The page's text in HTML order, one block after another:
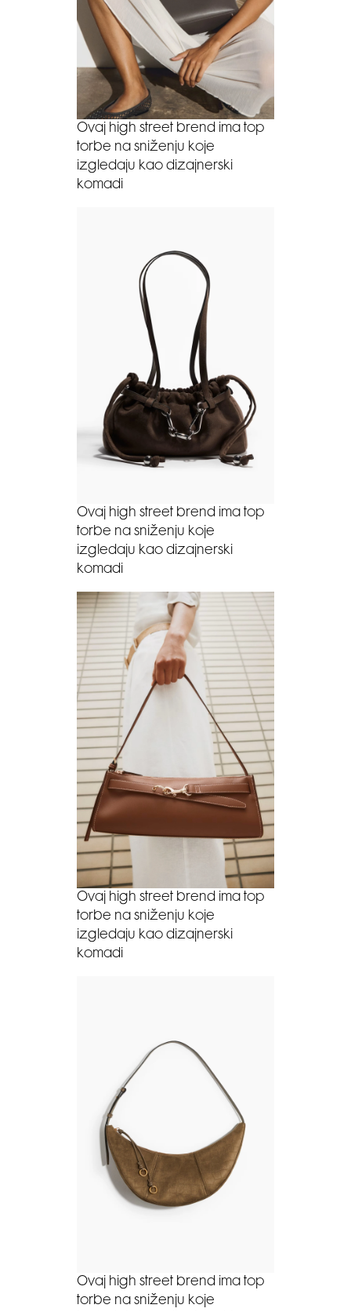
Ovaj high street brend ima top
torbe na sniženju koje
izgledaju kao dizajnerski
komadi
Ovaj high street brend ima top
torbe na sniženju koje
izgledaju kao dizajnerski
komadi
Ovaj high street brend ima top
torbe na sniženju koje
izgledaju kao dizajnerski
komadi
Ovaj high street brend ima top
torbe na sniženju koje